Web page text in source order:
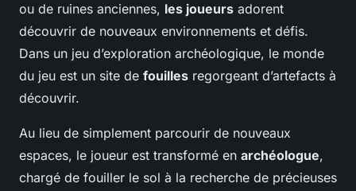
ou de ruines anciennes, les joueurs adorent
découvrir de nouveaux environnements et défis.
Dans un jeu d’exploration archéologique, le monde
du jeu est un site de fouilles regorgeant d’artefacts à
découvrir.
Au lieu de simplement parcourir de nouveaux
espaces, le joueur est transformé en archéologue,
chargé de fouiller le sol à la recherche de précieuses